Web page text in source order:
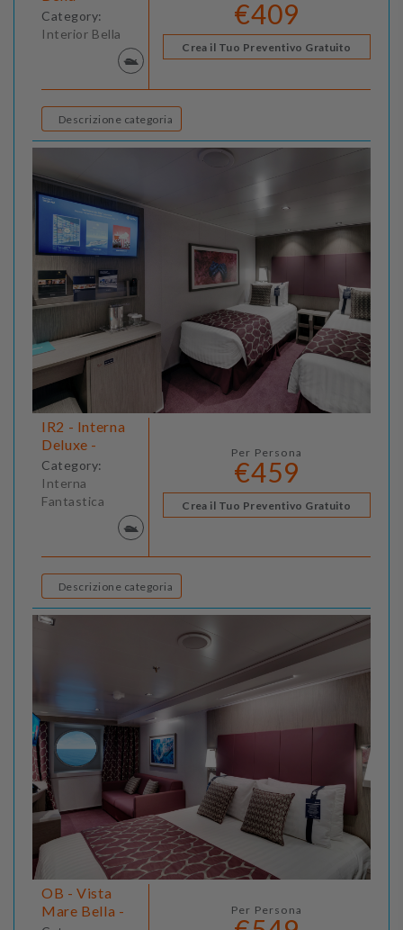
Category:
Interior Bella
€409
Crea il Tuo Preventivo Gratuito
Descrizione categoria
IR2 - Interna
Deluxe -
Category:
Interna
Fantastica
Per Persona
€459
Crea il Tuo Preventivo Gratuito
Descrizione categoria
OB - Vista
Mare Bella -
Per Persona